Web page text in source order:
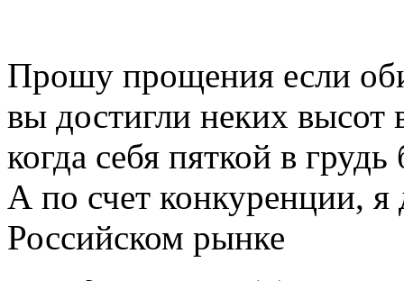
Прошу прощения если
вы достигли неких
когда себя пяткой в
А по счет конкуренции,
Российском рынке